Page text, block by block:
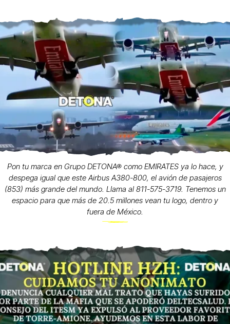
Pon tu marca en Grupo DETONA® como EMIRATES ya lo hace, y
despega igual que este Airbus A380-800, el avión de pasajeros
(853) más grande del mundo. Llama al 811-575-3719. Tenemos un
espacio para que más de 20.5 millones vean tu logo, dentro y
fuera de México.